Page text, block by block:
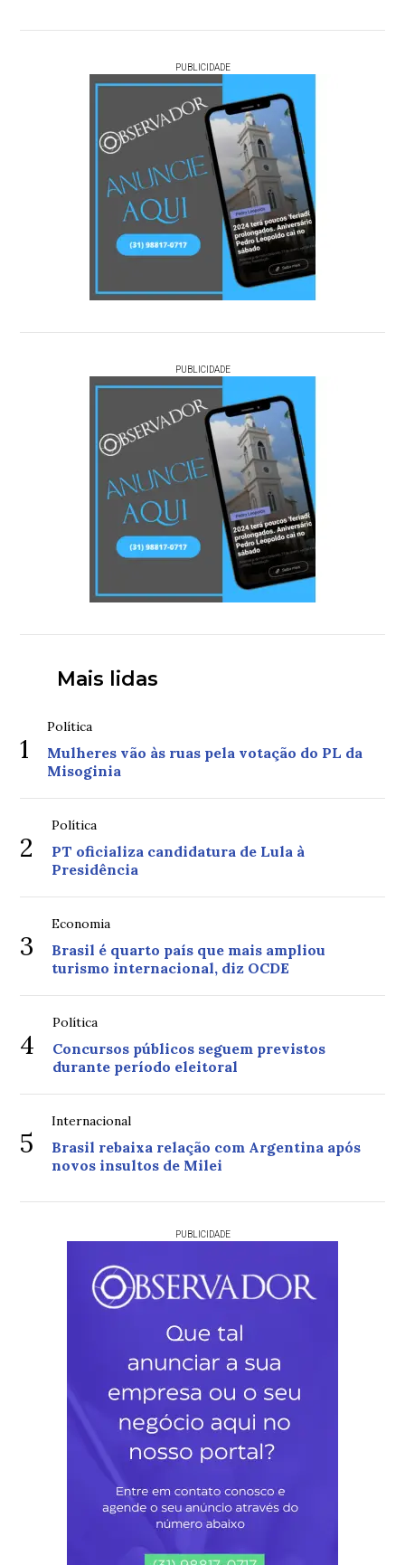
PUBLICIDADE
PUBLICIDADE
Mais lidas
1
Política
Mulheres vão às ruas pela votação do PL da
Misoginia
2
Política
PT oficializa candidatura de Lula à
Presidência
3
Economia
Brasil é quarto país que mais ampliou
turismo internacional, diz OCDE
4
Política
Concursos públicos seguem previstos
durante período eleitoral
5
Internacional
Brasil rebaixa relação com Argentina após
novos insultos de Milei
PUBLICIDADE